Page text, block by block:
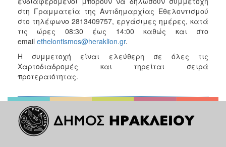
στη Γραμματεία της Αντιδημαρχίας Εθελοντισμού
στο τηλέφωνο 2813409757, εργάσιμες ημέρες, κατά
τις ώρες 08:30 έως 14:00 καθώς και στο
email ethelontismos@heraklion.gr.
Η συμμετοχή είναι ελεύθερη σε όλες τις
Χαρτοδιαδρομές και τηρείται σειρά
προτεραιότητας.